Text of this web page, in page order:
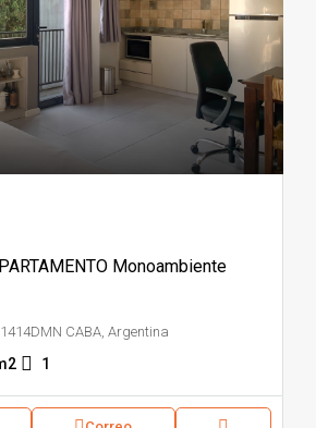
Monoambiente
CABA, Argentina
1